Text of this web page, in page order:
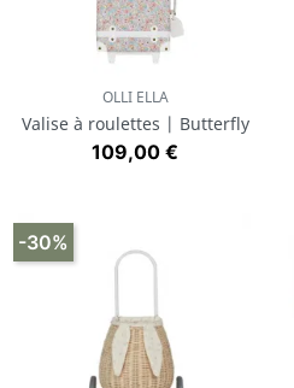
OLLI ELLA
Valise à roulettes | Butterfly
Prix
109,00 €
-30%